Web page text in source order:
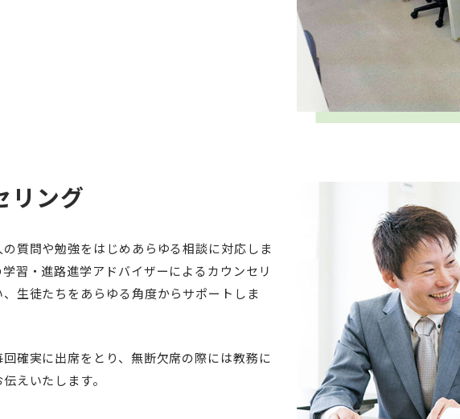
リング
質問や勉強をはじめあらゆる相談に対応しま
習・進路進学アドバイザーによるカウンセリ
生徒たちをあらゆる角度からサポートしま
確実に出席をとり、無断欠席の際には教務に
えいたします。